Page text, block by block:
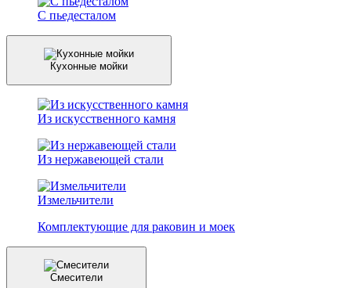
С пьедесталом
Кухонные мойки
Из искусственного камня
Из нержавеющей стали
Измельчители
Комплектующие для раковин и моек
Смесители